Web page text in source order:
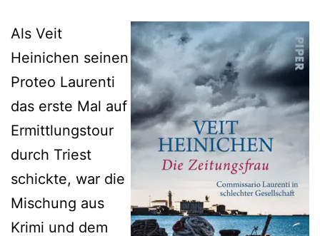
Als Veit
Heinichen seinen
Proteo Laurenti
das erste Mal auf
Ermittlungstour
durch Triest
schickte, war die
Mischung aus
Krimi und dem